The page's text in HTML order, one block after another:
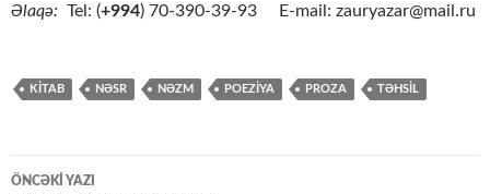
Əlaqə: Tel: (+994) 70-390-39-93 E-mail: zauryazar@mail.ru
KİTAB NƏSR NƏZM POEZİYA PROZA TƏHSİL
Yazılar
ÖNCƏKI YAZI